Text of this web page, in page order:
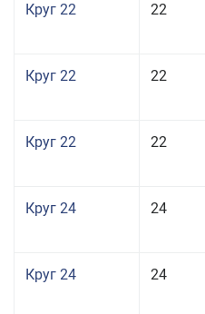
Круг 22 22
Круг 22 22
Круг 22 22
Круг 24 24
Круг 24 24